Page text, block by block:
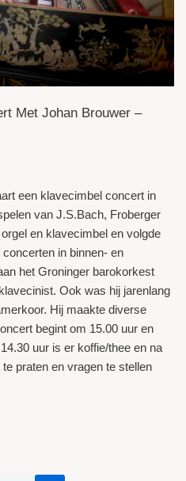
Met Johan Brouwer –
een klavecimbel concert in
van J.S.Bach, Froberger
en klavecimbel en volgde
in binnen- en
het Groninger barokorkest
Ook was hij jarenlang
Hij maakte diverse
begint om 15.00 uur en
uur is er koffie/thee en na
praten en vragen te stellen